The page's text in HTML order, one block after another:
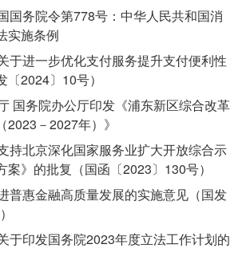
国务院令第778号：中华人民共和国消
实施条例
于进一步优化支付服务提升支付便利性
2024〕10号）
国务院办公厅印发《浦东新区综合改革
－2027年）》
持北京深化国家服务业扩大开放综合示
案》的批复（国函〔2023〕130号）
普惠金融高质量发展的实施意见（国发
于印发国务院2023年度立法工作计划的